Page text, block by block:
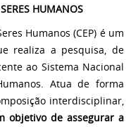
HUMANOS
Humanos (CEP) é um
realiza a pesquisa, de
ao Sistema Nacional
Atua de forma
interdisciplinar,
objetivo de assegurar a